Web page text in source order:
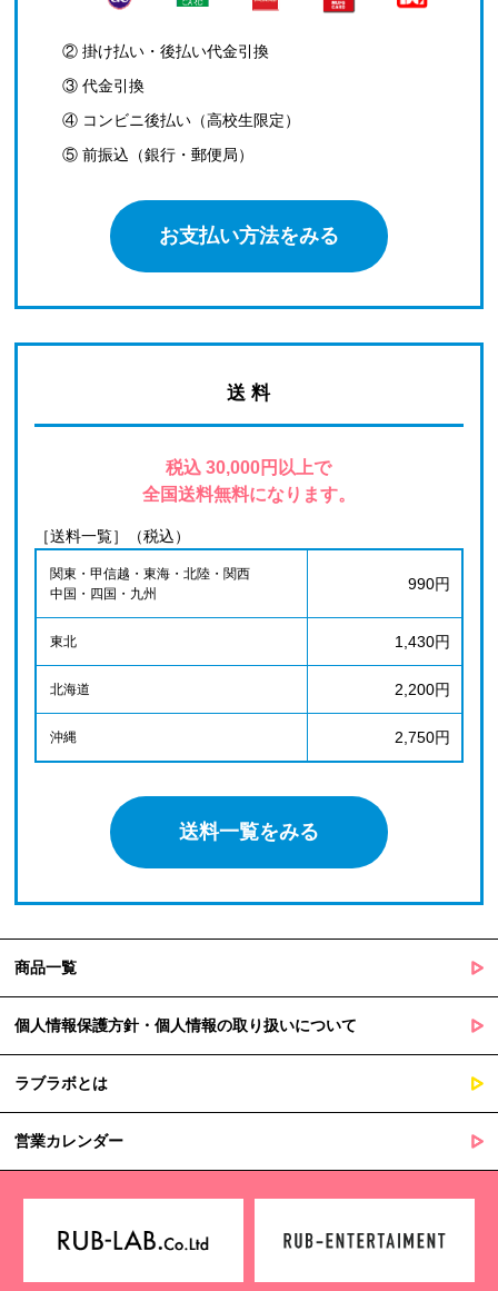
② 掛け払い・後払い代金引換
③ 代金引換
④ コンビニ後払い（高校生限定）
⑤ 前振込（銀行・郵便局）
お支払い方法をみる
送 料
税込 30,000円以上で
全国送料無料になります。
［送料一覧］（税込）
関東・甲信越・東海・北陸・関西
中国・四国・九州
990円
東北 1,430円
北海道 2,200円
沖縄 2,750円
送料一覧をみる
商品一覧
個人情報保護方針・個人情報の取り扱いについて
ラブラボとは
営業カレンダー